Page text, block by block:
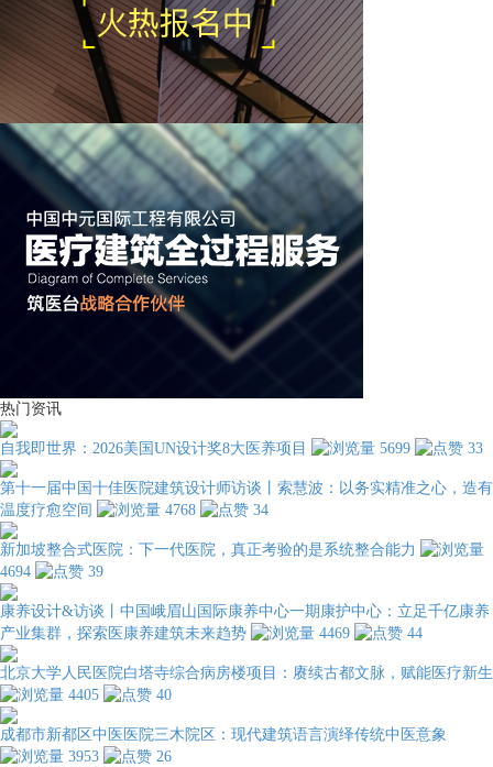
热门资讯
自我即世界：2026美国UN设计奖8大医养项目 5699 33
第十一届中国十佳医院建筑设计师访谈丨索慧波：以务实精准之心，造有
温度疗愈空间
4768 34
新加坡整合式医院：下一代医院，真正考验的是系统整合能力
4694
39
康养设计&访谈丨中国峨眉山国际康养中心一期康护中心：立足千亿康养
产业集群，探索医康养建筑未来趋势
4469 44
北京大学人民医院白塔寺综合病房楼项目：赓续古都文脉，赋能医疗新生
4405
40
成都市新都区中医医院三木院区：现代建筑语言演绎传统中医意象
3953
26